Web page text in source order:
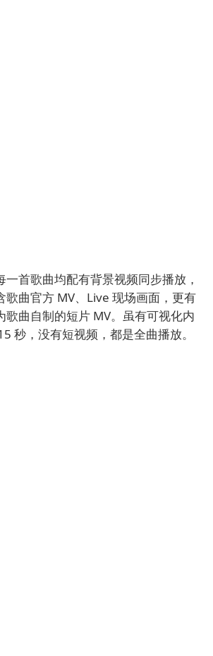
首歌曲均配有背景视频同步播放，
歌曲官方 MV、Live 现场画面，更有
歌曲自制的短片 MV。虽有可视化内
秒，没有短视频，都是全曲播放。